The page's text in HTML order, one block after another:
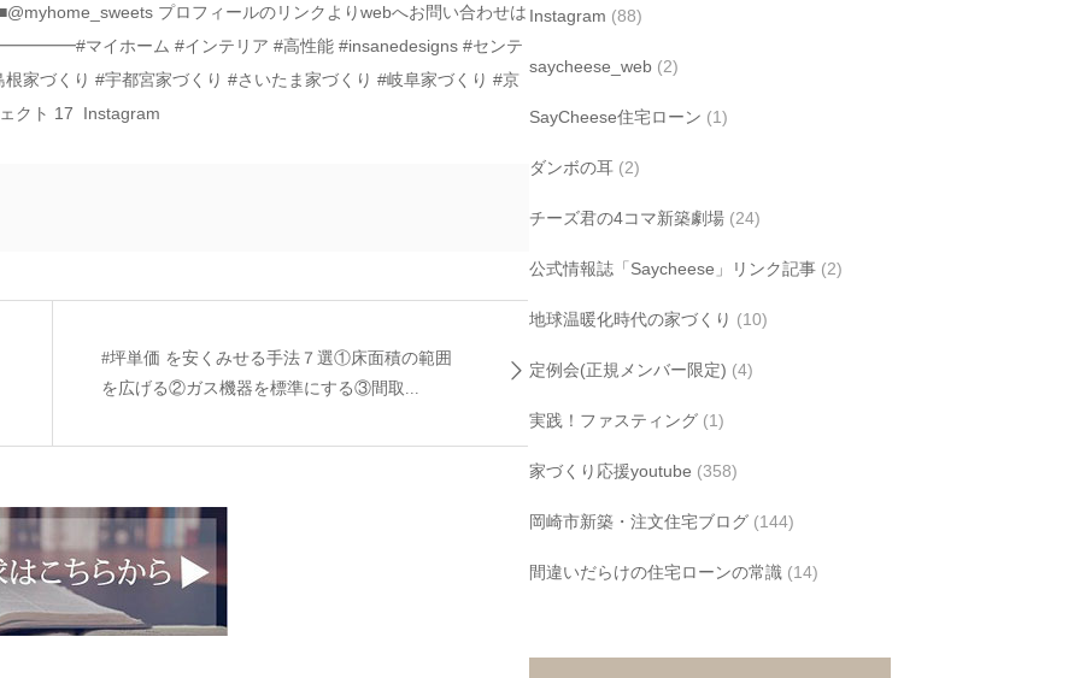
プロフィールのリンクよりwebへお問い合わせは
マイホーム #インテリア #高性能 #insanedesigns #センテ
家づくり #宇都宮家づくり #さいたま家づくり #岐阜家づくり #京
クト 17 Instagram
#坪単価 を安くみせる手法７選①床面積の範囲
を広げる②ガス機器を標準にする③間取...
Instagram (88)
saycheese_web(2)
SayCheese住宅ローン (1)
ダンボの耳(2)
チーズ君の4コマ新築劇場(24)
公式情報誌「Saycheese」リンク記事(2)
地球温暖化時代の家づくり (10)
定例会(正規メンバー限定) (4)
実践！ファスティング(1)
家づくり応援youtube (358)
岡崎市新築・注文住宅ブログ(144)
間違いだらけの住宅ローンの常識 (14)